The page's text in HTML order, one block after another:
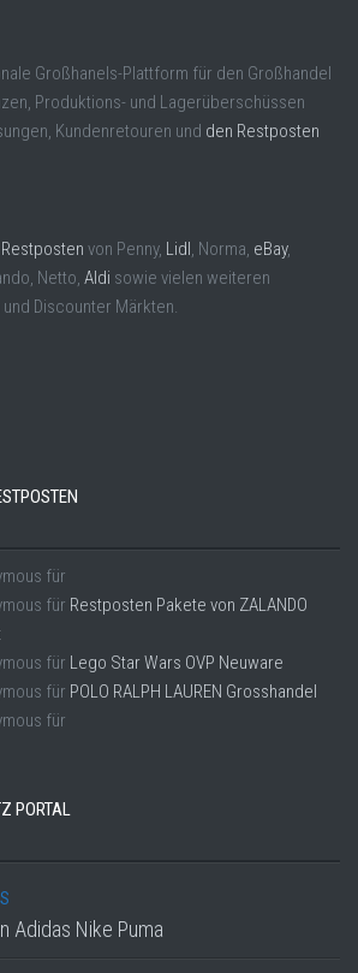
Großhanels-Plattform für den Großhandel
Produktions- und Lagerüberschüssen
Kundenretouren und den Restposten
von Penny, Lidl , Norma, eBay,
Netto, Aldi sowie vielen weiteren
Discounter Märkten.
für
für Restposten Pakete von ZALANDO
für Lego Star Wars OVP Neuware
für POLO RALPH LAUREN Grosshandel
für
PORTAL
Adidas Nike Puma